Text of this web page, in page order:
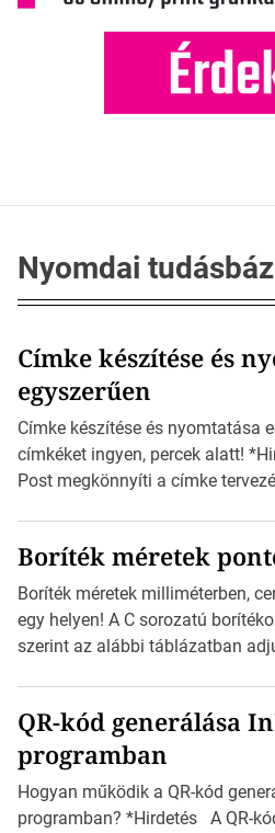
Nyomdai
Címke készítése és
egyszerűen
Címke készítése és nyomtatása
címkéket ingyen, percek alatt!
Post megkönnyíti a címke
igazán foroghatnak a kreatív
zajlik a saját címke készítése.
Válasszon méretet és alakot:
méretét. Akár néhány […]
Boríték méretek
Boríték méretek milliméterben,
egy helyen! A C sorozatú
szerint az alábbi táblázatban
mutatja az A4-es papírlaphoz
észak-amerikai boríték méretére
vonatkozik. Boríték méretének
QR-kód generálása
programban
Hogyan működik a QR-kód
programban? *Hirdetés A QR-